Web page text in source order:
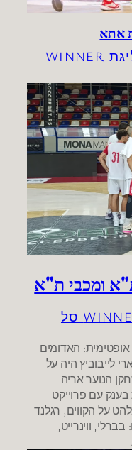
אתא
ליגת WINNER
ומכבי ת"א
האדומים
מ-1969, עת בארי לייבוביץ היה על
הנוער אריה
עם פרוייקט
על הקווים, רגלנד
ווינרייט,